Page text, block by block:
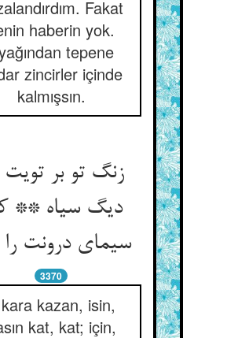
Fakat
haberin yok.
tepene
zincirler içinde
kalmışsın.
زنگ تو بر
دیگ سیاه **
سیمای درونت را
3370
kazan, isin,
kat, kat; için,